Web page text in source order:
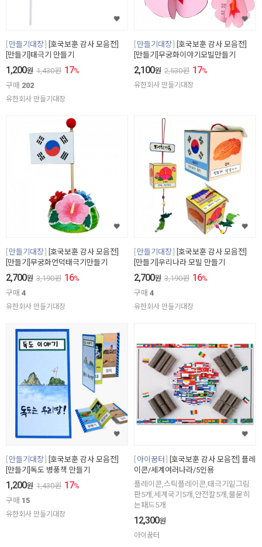
만들기대장
[호국보훈 감사 모음전]
[만들기]태극기 만들기
1,200원 1,430원 17%
구매 202
유한회사 만들기대장
만들기대장
[호국보훈 감사 모음전]
[만들기]무궁화이야기모빌만들기
2,100원 2,530원 17%
유한회사 만들기대장
만들기대장
[호국보훈 감사 모음전]
[만들기]무궁화언덕태극기만들기
2,700원 3,190원 16%
구매 4
유한회사 만들기대장
만들기대장
[호국보훈 감사 모음전]
[만들기]우리나라 모빌 만들기
2,700원 3,190원 16%
구매 4
유한회사 만들기대장
만들기대장
[호국보훈 감사 모음전]
[만들기]독도 병풍책 만들기
1,200원 1,430원 17%
구매 15
유한회사 만들기대장
아이꿈터
[호국보훈 감사 모음전] 플레
이콘/세계여러나라/5인용
플레이콘,스틱플레이콘,태극기밑그림
판5개,세계국기5개,안전칼5개,물묻히
는패드5개
12,300원
아이꿈터